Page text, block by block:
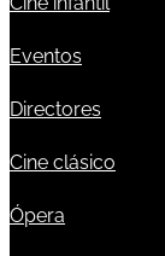
Eventos
Directores
Cine clásico
Ópera